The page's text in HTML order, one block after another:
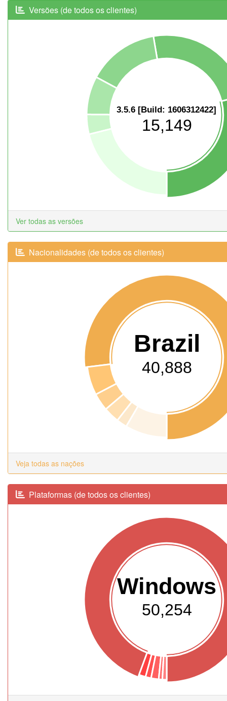
Versões (de todos os clientes)
3.5.6 [Build: 1606312422]
15,149
Ver todas as versões
Nacionalidades (de todos os clientes)
Brazil
40,888
Veja todas as nações
Plataformas (de todos os clientes)
Windows
50,254